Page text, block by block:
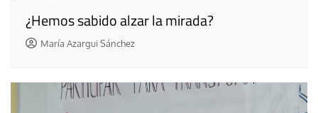
¿Hemos sabido alzar la mirada?
María Azargui Sánchez